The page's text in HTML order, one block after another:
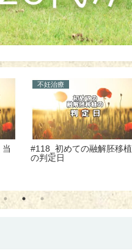
その他
#111_家計の見直ししてい
ますか？～固定費の見直し